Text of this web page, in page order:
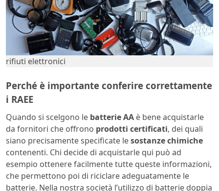
rifiuti elettronici
Perché è importante conferire correttamente
i RAEE
Quando si scelgono le batterie AA è bene acquistarle
da fornitori che offrono prodotti certificati, dei quali
siano precisamente specificate lesostanze chimiche
contenenti. Chi decide di acquistarle qui può ad
esempio ottenere facilmente tutte queste informazioni,
che permettono poi di riciclare adeguatamente le
batterie. Nella nostra società l’utilizzo di batterie doppia